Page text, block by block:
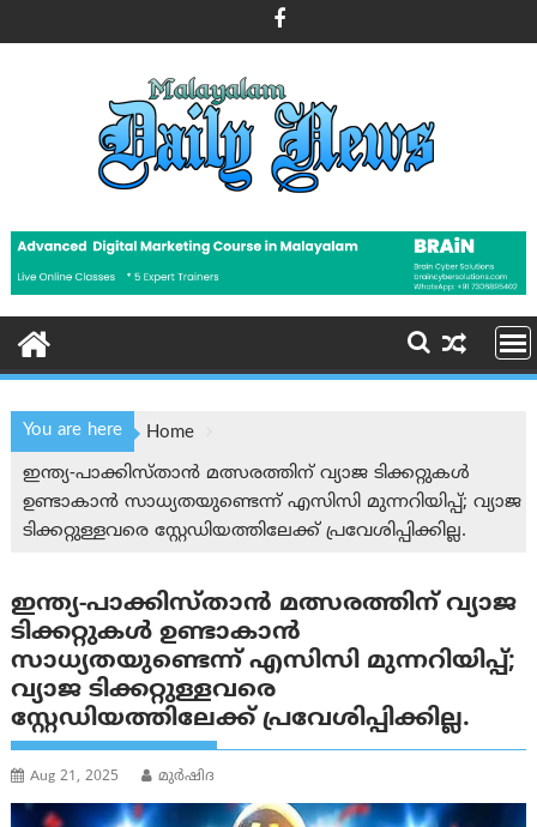
to
You are here
Home
ഇന്ത്യ-പാക്കിസ്താന്‍ മത്സരത്തിന് വ്യാജ ടിക്കറ്റുകൾ
ഉണ്ടാകാൻ സാധ്യതയുണ്ടെന്ന് എസിസി മുന്നറിയിപ്പ്; വ്യാജ
ടിക്കറ്റുള്ളവരെ സ്റ്റേഡിയത്തിലേക്ക് പ്രവേശിപ്പിക്കില്ല.
ഇന്ത്യ-പാക്കിസ്താന്‍ മത്സരത്തിന് വ്യാജ
ടിക്കറ്റുകൾ ഉണ്ടാകാൻ
സാധ്യതയുണ്ടെന്ന് എസിസി മുന്നറിയിപ്പ്;
വ്യാജ ടിക്കറ്റുള്ളവരെ
സ്റ്റേഡിയത്തിലേക്ക് പ്രവേശിപ്പിക്കില്ല.
Aug 21, 2025 മുര്‍ഷിദ